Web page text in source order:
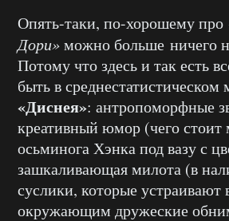
Опять-таки, по-хорошему про
Дори»можно больше ничего
Потому что здесь и так есть
быть в
«Диснея»: антропоморфные
креативный юмор (чего
осьминога Хэнка под вазу с
зашкаливающая милота (в
суслики, которые устраивают
окружающим дружеские